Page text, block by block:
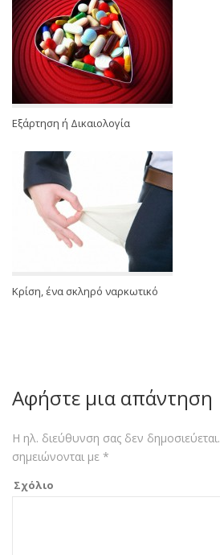
Εξάρτηση ή Δικαιολογία
Κρίση, ένα σκληρό ναρκωτικό
Αφήστε μια απάντηση
Η ηλ. διεύθυνση σας δεν δημοσιεύεται.
σημειώνονται με *
Σχόλιο